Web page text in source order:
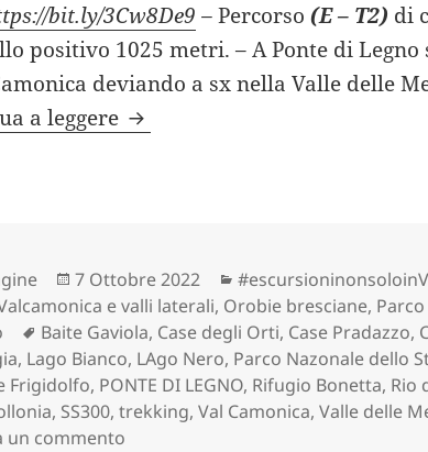
bit.ly/3Cw8De9 –Percorso(E – T2) di
positivo 1025 metri. – A Ponte di Legno
deviando a sx nella Valle delle
a leggere VALLE DELLE MESSI e
Scritto
il
7 Ottobre 2022 Categorie
e valli laterali, Orobie bresciane,
Tag
Baite Gaviola, Case degli Orti, Case Pradazzo,
, Lago Bianco, LAgo Nero, Parco Nazonale dello
Frigidolfo, PONTE DI LEGNO, Rifugio Bonetta, Rio
, SS300,trekking,Val Camonica,Valle delle
un commento